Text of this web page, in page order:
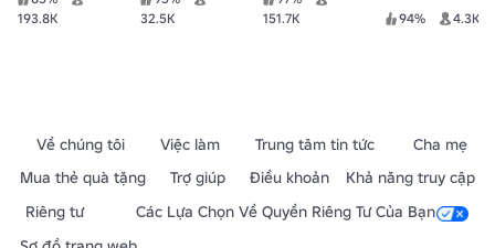
193.8K
32.5K
Candy &
Chocolate
151.7K
94% 4.3K
Về chúng tôi Việc làm Trung tâm tin tức
Cha mẹ
Mua thẻ quà tặng
Trợ giúp Điều khoản
Khả năng truy cập
Riêng tư
Các Lựa Chọn Về Quyền Riêng Tư Của Bạn